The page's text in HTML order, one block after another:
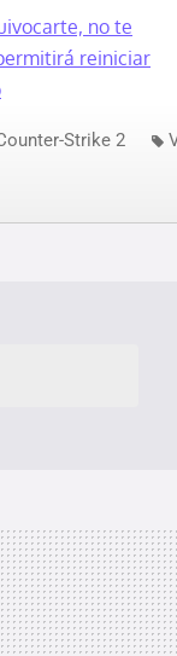
no te
reiniciar
Strike 2